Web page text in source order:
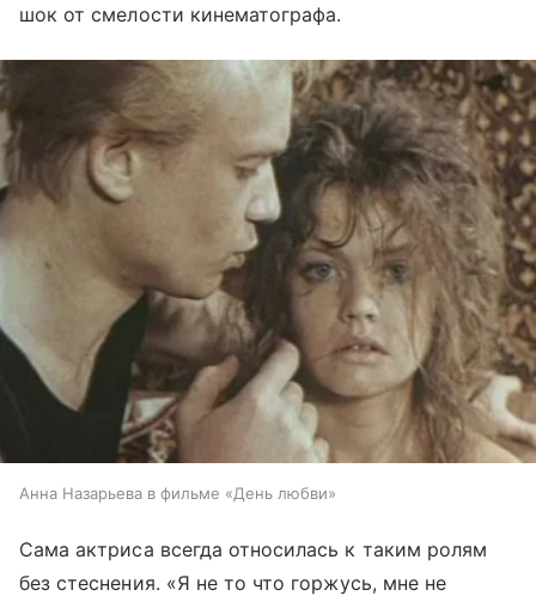
шок от смелости кинематографа.
Анна Назарьева в фильме «День любви»
Сама актриса всегда относилась к таким ролям
без стеснения. «Я не то что горжусь, мне не